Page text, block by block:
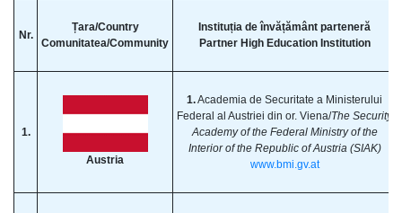
Nr.
Țara/Country
Comunitatea/Community
Instituția de învățământ parteneră
Partner High Education Institution
1.
Austria
1.Academia de Securitate a Ministerului
Federal al Austriei din or. Viena/The Security
Academy of the Federal Ministry of the
Interior of the Republic of Austria (SIAK)
www.bmi.gv.at